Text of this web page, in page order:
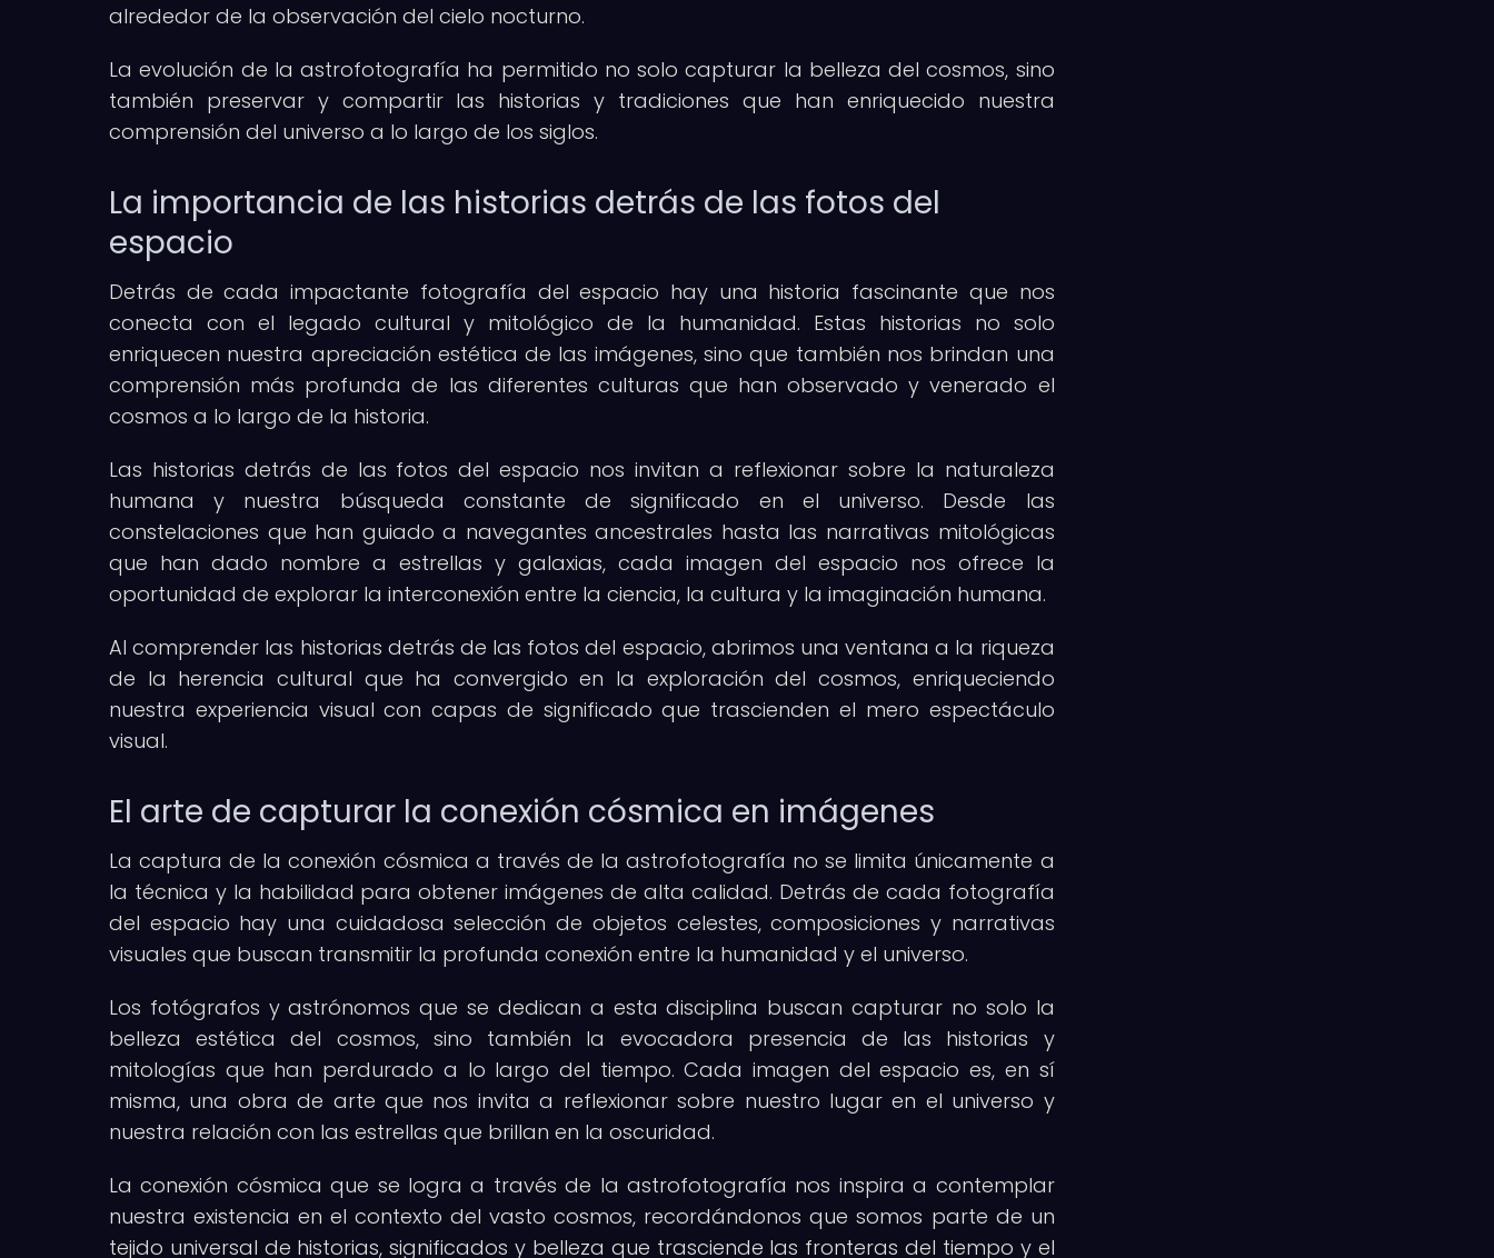
alrededor de la observación del cielo nocturno.
La evolución de la astrofotografía ha permitido no solo capturar la belleza del cosmos, sino
también preservar y compartir las historias y tradiciones que han enriquecido nuestra
comprensión del universo a lo largo de los siglos.
La importancia de las historias detrás de las fotos del
espacio
Detrás de cada impactante fotografía del espacio hay una historia fascinante que nos
conecta con el legado cultural y mitológico de la humanidad. Estas historias no solo
enriquecen nuestra apreciación estética de las imágenes, sino que también nos brindan una
comprensión más profunda de las diferentes culturas que han observado y venerado el
cosmos a lo largo de la historia.
Las historias detrás de las fotos del espacio nos invitan a reflexionar sobre la naturaleza
humana y nuestra búsqueda constante de significado en el universo. Desde las
constelaciones que han guiado a navegantes ancestrales hasta las narrativas mitológicas
que han dado nombre a estrellas y galaxias, cada imagen del espacio nos ofrece la
oportunidad de explorar la interconexión entre la ciencia, la cultura y la imaginación humana.
Al comprender las historias detrás de las fotos del espacio, abrimos una ventana a la riqueza
de la herencia cultural que ha convergido en la exploración del cosmos, enriqueciendo
nuestra experiencia visual con capas de significado que trascienden el mero espectáculo
visual.
El arte de capturar la conexión cósmica en imágenes
La captura de la conexión cósmica a través de la astrofotografía no se limita únicamente a
la técnica y la habilidad para obtener imágenes de alta calidad. Detrás de cada fotografía
del espacio hay una cuidadosa selección de objetos celestes, composiciones y narrativas
visuales que buscan transmitir la profunda conexión entre la humanidad y el universo.
Los fotógrafos y astrónomos que se dedican a esta disciplina buscan capturar no solo la
belleza estética del cosmos, sino también la evocadora presencia de las historias y
mitologías que han perdurado a lo largo del tiempo. Cada imagen del espacio es, en sí
misma, una obra de arte que nos invita a reflexionar sobre nuestro lugar en el universo y
nuestra relación con las estrellas que brillan en la oscuridad.
La conexión cósmica que se logra a través de la astrofotografía nos inspira a contemplar
nuestra existencia en el contexto del vasto cosmos, recordándonos que somos parte de un
tejido universal de historias, significados y belleza que trasciende las fronteras del tiempo y el